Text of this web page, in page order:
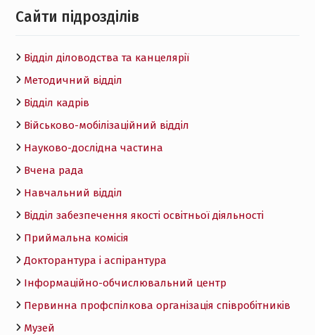
Cайти підрозділів
Відділ діловодства та канцелярії
Методичний відділ
Відділ кадрів
Військово-мобілізаційний відділ
Науково-дослідна частина
Вчена рада
Навчальний відділ
Відділ забезпечення якості освітньої діяльності
Приймальна комісія
Докторантура і аспірантура
Інформаційно-обчислювальний центр
Первинна профспілкова організація співробітників
Музей